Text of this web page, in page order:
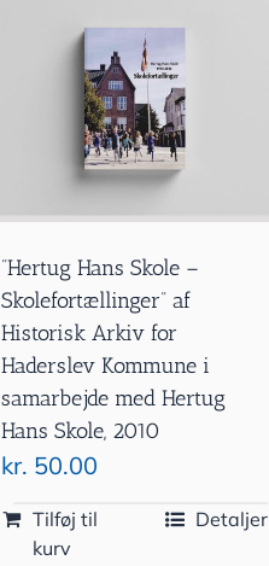
”Hertug Hans Skole –
Skolefortællinger” af
Historisk Arkiv for
Haderslev Kommune i
samarbejde med Hertug
Hans Skole, 2010
kr. 50.00
Tilføj til
kurv
Detaljer